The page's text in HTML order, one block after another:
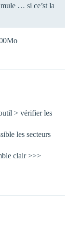
… si ce’st la
> vérifier les
les secteurs
clair >>>